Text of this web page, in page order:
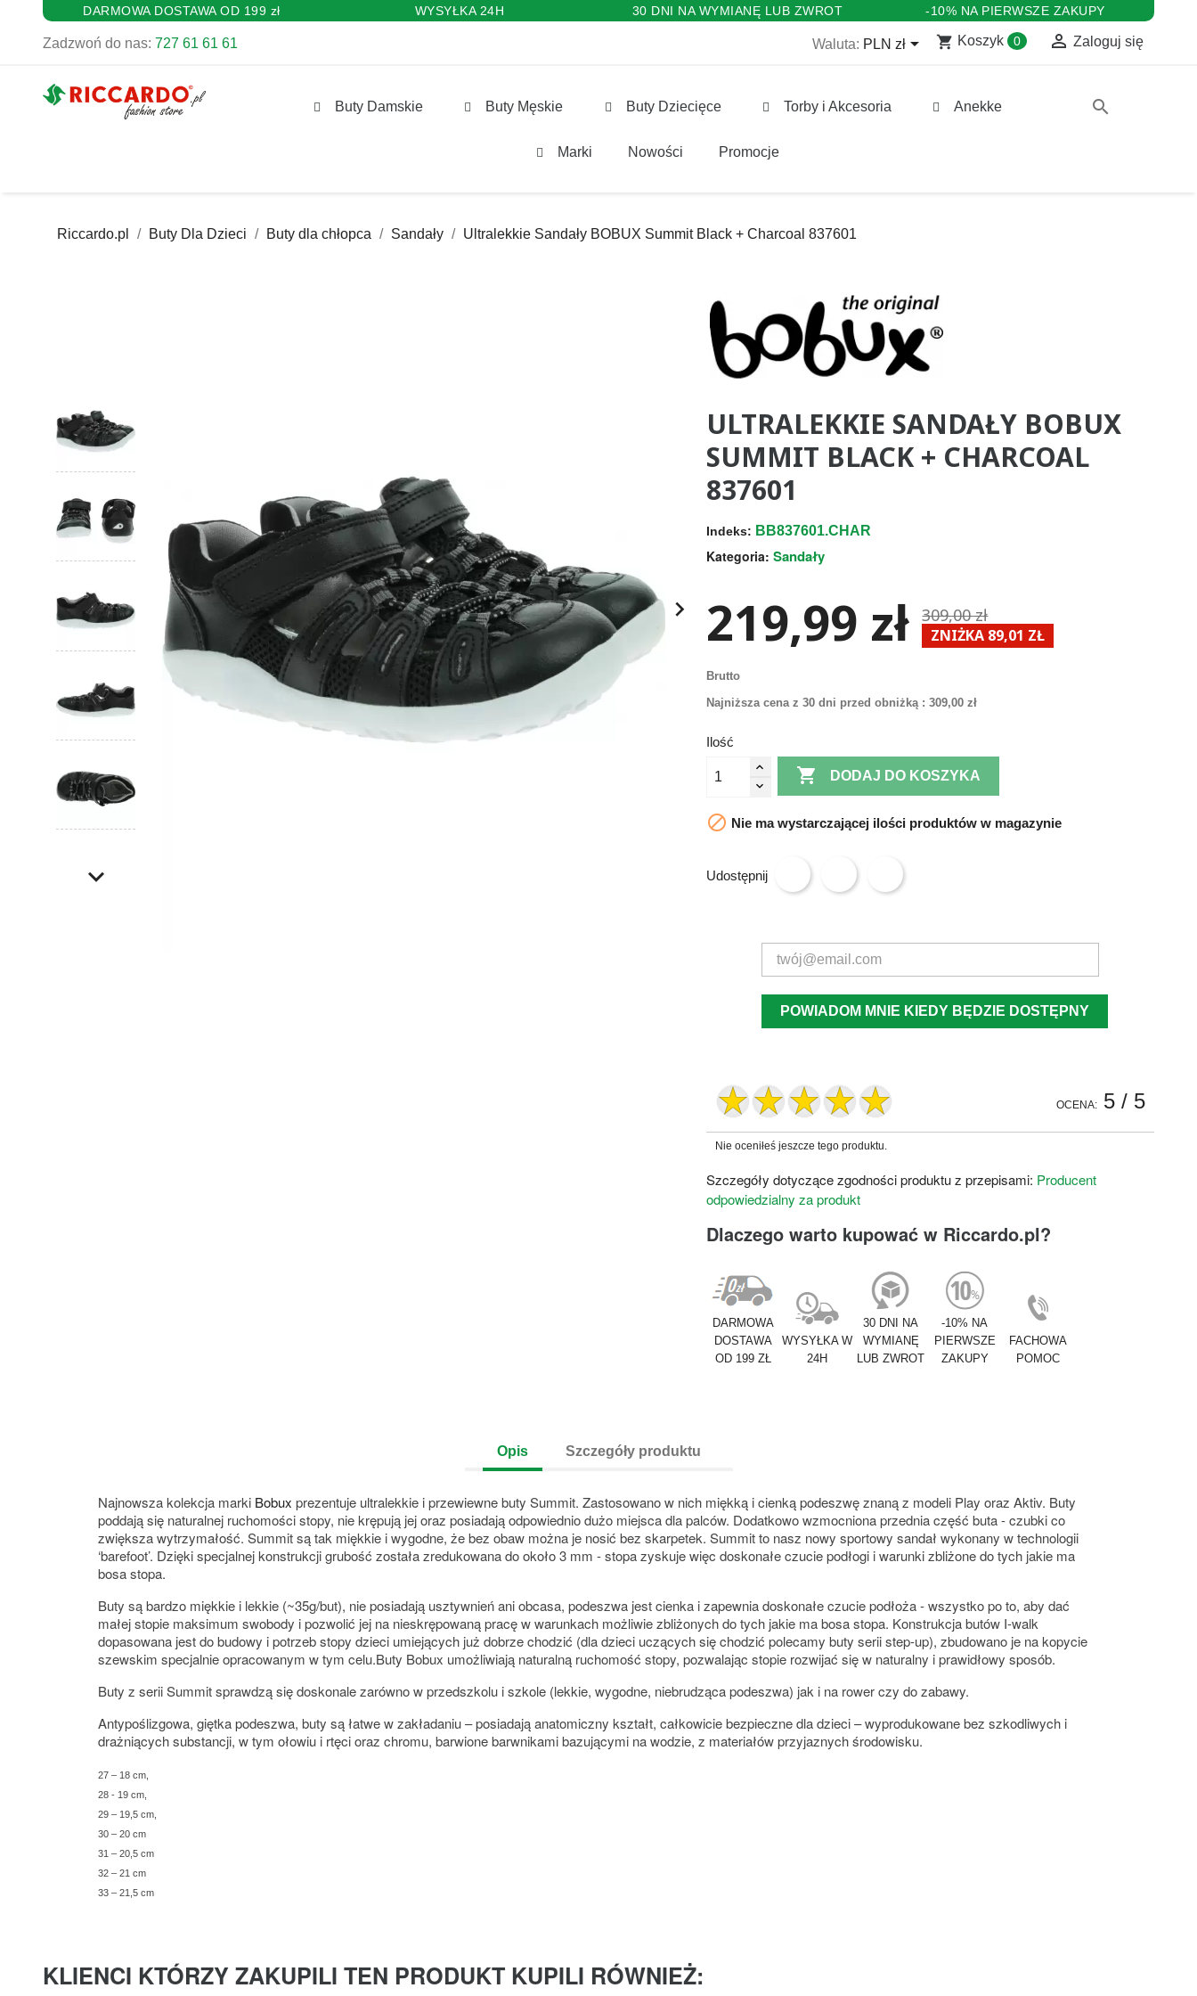
DARMOWA DOSTAWA OD 199 zł WYSYŁKA 24H 30 DNI NA WYMIANĘ LUB ZWROT -10% NA PIERWSZE ZAKUPY
Zadzwoń do nas: 727 61 61 61 Waluta: PLN zł shopping_cart Koszyk 0  Zaloguj się
Buty Damskie Buty Męskie Buty Dziecięce Torby i Akcesoria Anekke
Marki Nowości Promocje
search
Riccardo.pl Buty Dla Dzieci Buty dla chłopca Sandały Ultralekkie Sandały BOBUX Summit Black + Charcoal 837601

ULTRALEKKIE SANDAŁY BOBUX
SUMMIT BLACK + CHARCOAL
837601
Indeks: BB837601.CHAR
Kategoria: Sandały
219,99 zł 309,00 zł
ZNIŻKA 89,01 ZŁ
Brutto
Najniższa cena z 30 dni przed obniżką : 309,00 zł
Ilość
 DODAJ DO KOSZYKA
 Nie ma wystarczającej ilości produktów w magazynie
Udostępnij
POWIADOM MNIE KIEDY BĘDZIE DOSTĘPNY
OCENA: 5/ 5
Nie oceniłeś jeszcze tego produktu.
Szczegóły dotyczące zgodności produktu z przepisami: Producent
odpowiedzialny za produkt
Dlaczego warto kupować w Riccardo.pl?
DARMOWA
DOSTAWA
OD 199 ZŁ
WYSYŁKA W
24H
30 DNI NA
WYMIANĘ
LUB ZWROT
-10% NA
PIERWSZE
ZAKUPY
FACHOWA
POMOC
Opis Szczegóły produktu
Najnowsza kolekcja marki Bobux prezentuje ultralekkie i przewiewne buty Summit. Zastosowano w nich miękką i cienką podeszwę znaną z modeli Play oraz Aktiv. Buty
poddają się naturalnej ruchomości stopy, nie krępują jej oraz posiadają odpowiednio dużo miejsca dla palców. Dodatkowo wzmocniona przednia część buta - czubki co
zwiększa wytrzymałość. Summit są tak miękkie i wygodne, że bez obaw można je nosić bez skarpetek. Summit to nasz nowy sportowy sandał wykonany w technologii
‘barefoot’. Dzięki specjalnej konstrukcji grubość została zredukowana do około 3 mm - stopa zyskuje więc doskonałe czucie podłogi i warunki zbliżone do tych jakie ma
bosa stopa.
Buty są bardzo miękkie i lekkie (~35g/but), nie posiadają usztywnień ani obcasa, podeszwa jest cienka i zapewnia doskonałe czucie podłoża - wszystko po to, aby dać
małej stopie maksimum swobody i pozwolić jej na nieskrępowaną pracę w warunkach możliwie zbliżonych do tych jakie ma bosa stopa. Konstrukcja butów I-walk
dopasowana jest do budowy i potrzeb stopy dzieci umiejących już dobrze chodzić (dla dzieci uczących się chodzić polecamy buty serii step-up), zbudowano je na kopycie
szewskim specjalnie opracowanym w tym celu.Buty Bobux umożliwiają naturalną ruchomość stopy, pozwalając stopie rozwijać się w naturalny i prawidłowy sposób.
Buty z serii Summit sprawdzą się doskonale zarówno w przedszkolu i szkole (lekkie, wygodne, niebrudząca podeszwa) jak i na rower czy do zabawy.
Antypoślizgowa, giętka podeszwa, buty są łatwe w zakładaniu – posiadają anatomiczny kształt, całkowicie bezpieczne dla dzieci – wyprodukowane bez szkodliwych i
drażniących substancji, w tym ołowiu i rtęci oraz chromu, barwione barwnikami bazującymi na wodzie, z materiałów przyjaznych środowisku.
27 – 18 cm,
28 - 19 cm,
29 – 19,5 cm,
30 – 20 cm
31 – 20,5 cm
32 – 21 cm
33 – 21,5 cm
KLIENCI KTÓRZY ZAKUPILI TEN PRODUKT KUPILI RÓWNIEŻ: